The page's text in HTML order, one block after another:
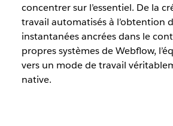
concentrer sur l’essentiel. De la
travail automatisés à l’obtention
instantanées ancrées dans le
propres systèmes de Webflow,
vers un mode de travail
native.